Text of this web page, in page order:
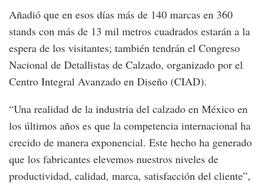
Añadió que en esos días más de 140 marcas en 360
stands con más de 13 mil metros cuadrados estarán a la
espera de los visitantes; también tendrán el Congreso
Nacional de Detallistas de Calzado, organizado por el
Centro Integral Avanzado en Diseño (CIAD).
“Una realidad de la industria del calzado en México en
los últimos años es que la competencia internacional ha
crecido de manera exponencial. Este hecho ha generado
que los fabricantes elevemos nuestros niveles de
productividad, calidad, marca, satisfacción del cliente”,